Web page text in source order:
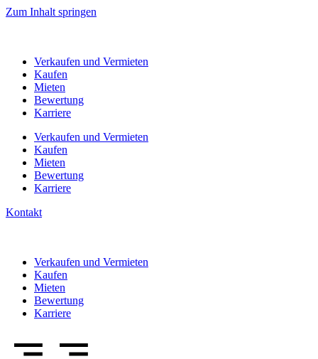
Zum Inhalt springen
Verkaufen und Vermieten
Kaufen
Mieten
Bewertung
Karriere
Verkaufen und Vermieten
Kaufen
Mieten
Bewertung
Karriere
Kontakt
Verkaufen und Vermieten
Kaufen
Mieten
Bewertung
Karriere